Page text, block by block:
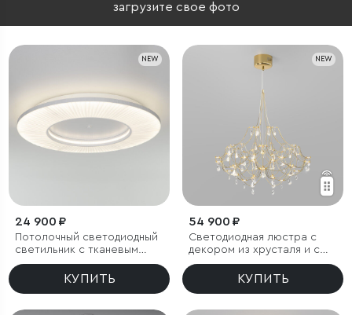
загрузите свое фото
NEW
24 900 ₽
Потолочный светодиодный
светильник с тканевым
рассеивателем
КУПИТЬ
NEW
54 900 ₽
Светодиодная люстра с
декором из хрусталя и с
пультом дистанционного
управленияКУПИТЬ